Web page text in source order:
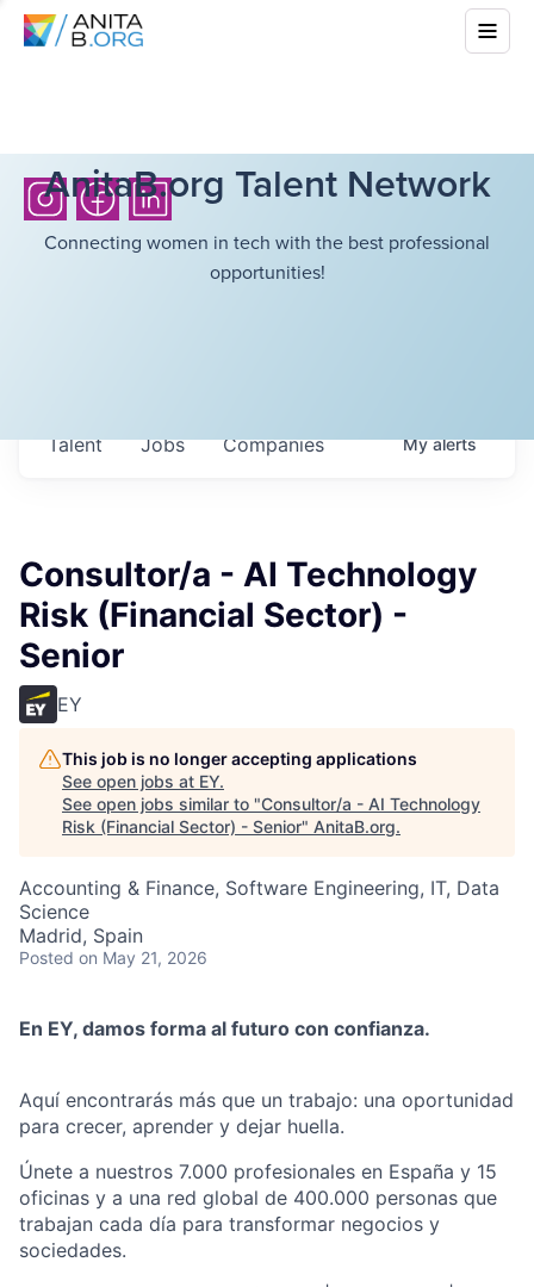
AnitaB.org Talent Network
Connecting women in tech with the best professional
opportunities!
Jobs Companies
Talent Myalerts
Consultor/a - AI Technology
Risk (Financial Sector) -
Senior
EY
This job is no longer accepting applications
See open jobs at EY.
See open jobs similar to "Consultor/a - AI Technology
Risk (Financial Sector) - Senior" AnitaB.org.
Accounting & Finance, Software Engineering, IT, Data
Science
Madrid, Spain
Posted on May 21, 2026
En EY, damos forma al futuro con confianza.
Aquí encontrarás más que un trabajo: una oportunidad
para crecer, aprender y dejar huella.
Únete a nuestros 7.000 profesionales en España y 15
oficinas y a una red global de 400.000 personas que
trabajan cada día para transformar negocios y
sociedades.